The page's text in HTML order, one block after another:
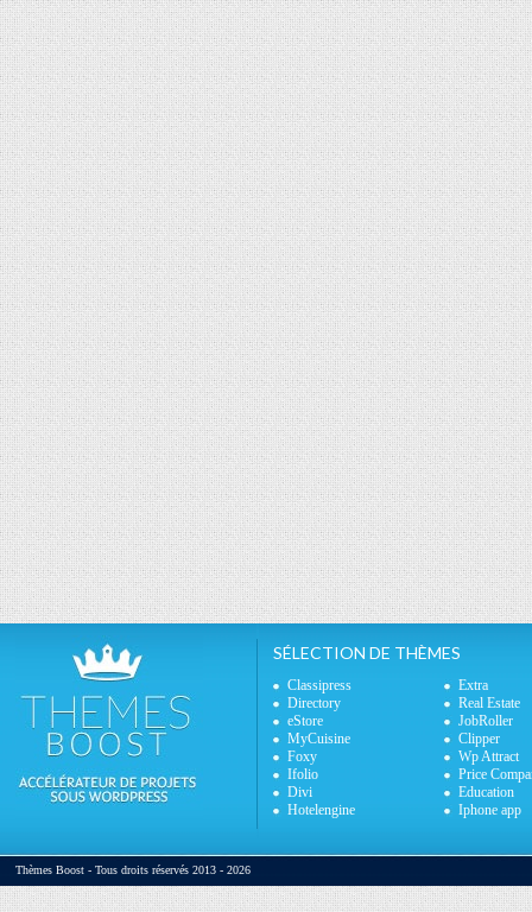
SÉLECTION DE THÈMES
Classipress
Extra
Directory
Real Estate
eStore
JobRoller
MyCuisine
Clipper
Foxy
Wp Attract
Ifolio
Price
Divi
Education
Hotelengine
Iphone app
Thèmes Boost - Tous droits réservés 2013 - 2026